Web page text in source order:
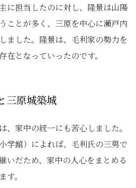
に担当したのに対し、隆景は山陽
ことが多く、三原を中心に瀬戸内
ました。隆景は、毛利家の勢力を
在となっていったのです。
三原城築城
、家中の統一にも苦心しました。
学館）によれば、毛利氏の三男で
いだため、家中の人心をまとめる
。